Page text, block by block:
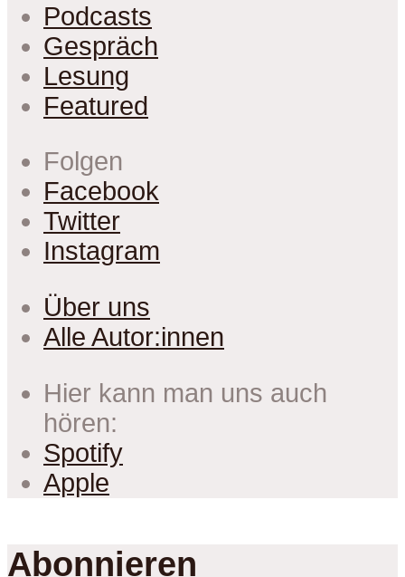
Podcasts
Gespräch
Lesung
Featured
Folgen
Facebook
Twitter
Instagram
Über uns
Alle Autor:innen
Hier kann man uns auch
hören:
Spotify
Apple
Abonnieren